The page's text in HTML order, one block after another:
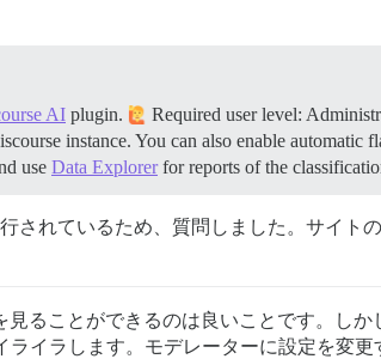
AI plugin.
Required user level:
instance. You can also enable automatic
use Data Explorerfor reports of the
されているため、質問しました。サイト
ることができるのは良いことです。し
イラします。モデレーターに設定を変